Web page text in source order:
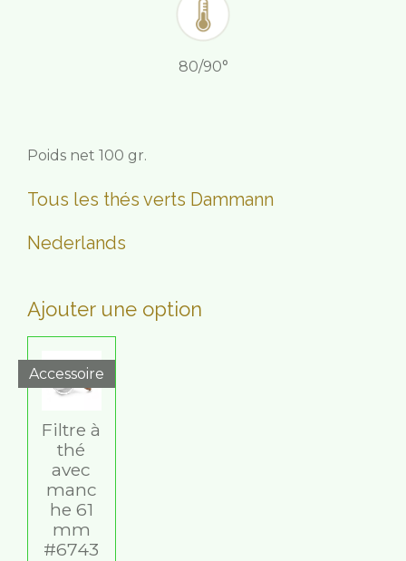
80/90°
Poids net 100 gr.
Tous les thés verts Dammann
Nederlands
Ajouter une option
Accessoire
Filtre à
thé
avec
manc
he 61
mm
#6743